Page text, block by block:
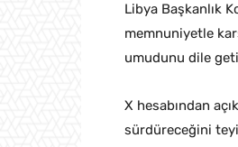
Libya Başkanlık
memnuniyetle
umudunu dile
X hesabından
sürdüreceğini